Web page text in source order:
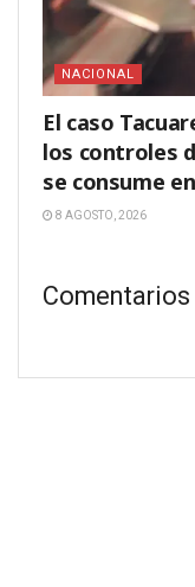
NACIONAL
El caso
los controles
se consume
8 AGOSTO, 2026
Comentarios